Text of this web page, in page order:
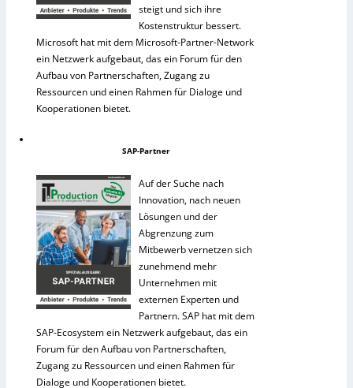
steigt und sich ihre
Kostenstruktur bessert.
Microsoft hat mit dem Microsoft-Partner-Network
ein Netzwerk aufgebaut, das ein Forum für den
Aufbau von Partnerschaften, Zugang zu
Ressourcen und einen Rahmen für Dialoge und
Kooperationen bietet.
SAP-Partner
Auf der Suche nach
Innovation, nach neuen
Lösungen und der
Abgrenzung zum
Mitbewerb vernetzen sich
zunehmend mehr
Unternehmen mit
externen Experten und
Partnern. SAP hat mit dem
SAP-Ecosystem ein Netzwerk aufgebaut, das ein
Forum für den Aufbau von Partnerschaften,
Zugang zu Ressourcen und einen Rahmen für
Dialoge und Kooperationen bietet.